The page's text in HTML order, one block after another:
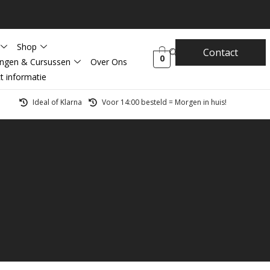
Shop
& Cursussen
Over Ons
informatie
0 Contact
Ideal of Klarna Voor 14:00 besteld = Morgen in huis!